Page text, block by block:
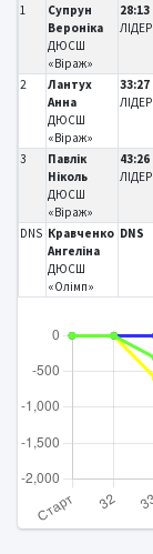
1
Супрун
Вероніка
ДЮСШ
«Віраж»
28:13
ЛІДЕР
2
Лантух
Анна
ДЮСШ
«Віраж»
33:27
ЛІДЕР
3
Павлік
Ніколь
ДЮСШ
«Віраж»
43:26
ЛІДЕР
DNS Кравченко
Ангеліна
ДЮСШ
«Олімп»
DNS